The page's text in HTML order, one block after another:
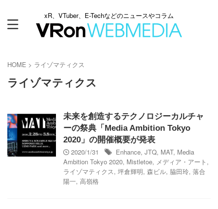
xR、VTuber、E-Techなどのニュースやコラム
HOME > ライゾマティクス
ライゾマティクス
未来を創造するテクノロジーカルチャ
ーの祭典「Media Ambition Tokyo
2020」の開催概要が発表
2020/1/31
Enhance, JTQ, MAT, Media
Ambition Tokyo 2020, Mistletoe, メディア・アート ,
ライゾマティクス, 坪倉輝明, 森ビル, 脇⽥玲, 落合
陽⼀, ⾼嶺格